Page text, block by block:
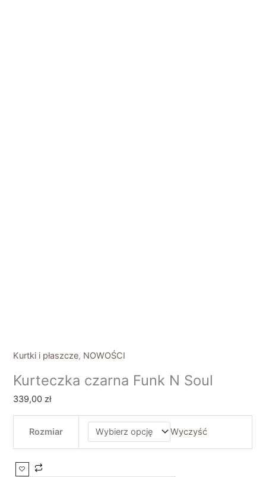
Kurtki i płaszcze, NOWOŚCI
Kurteczka czarna Funk N Soul
339,00zł
Rozmiar Wyczyść